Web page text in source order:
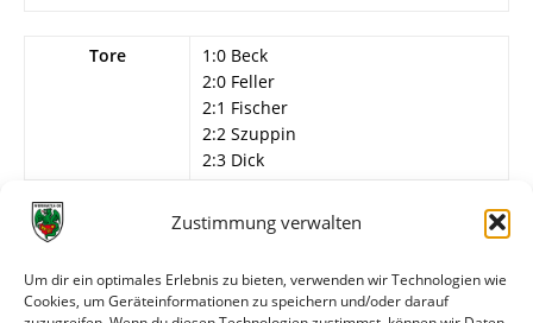
Zustimmung verwalten
Um dir ein optimales Erlebnis zu bieten, verwenden wir Technologien wie
Cookies, um Geräteinformationen zu speichern und/oder darauf
Tore
1:0 Beck
2:0 Feller
2:1 Fischer
2:2 Szuppin
2:3 Dick
Weitere Daten
Alle bisherigen Partien der beiden Mannschaften
anzeigen